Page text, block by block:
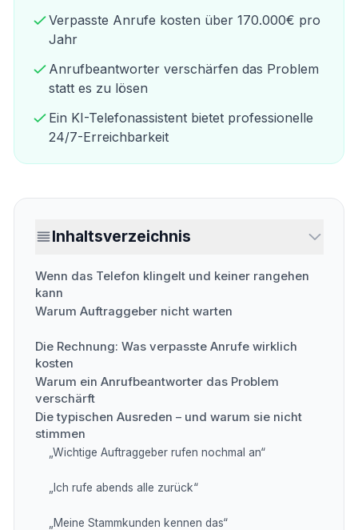
Verpasste Anrufe kosten über 170.000€ pro
Jahr
Anrufbeantworter verschärfen das Problem
statt es zu lösen
Ein KI-Telefonassistent bietet professionelle
24/7-Erreichbarkeit
Inhaltsverzeichnis
Wenn das Telefon klingelt und keiner rangehen
kann
Warum Auftraggeber nicht warten
Die Rechnung: Was verpasste Anrufe wirklich
kosten
Warum ein Anrufbeantworter das Problem
verschärft
Die typischen Ausreden – und warum sie nicht
stimmen
„Wichtige Auftraggeber rufen nochmal an“
„Ich rufe abends alle zurück“
„Meine Stammkunden kennen das“